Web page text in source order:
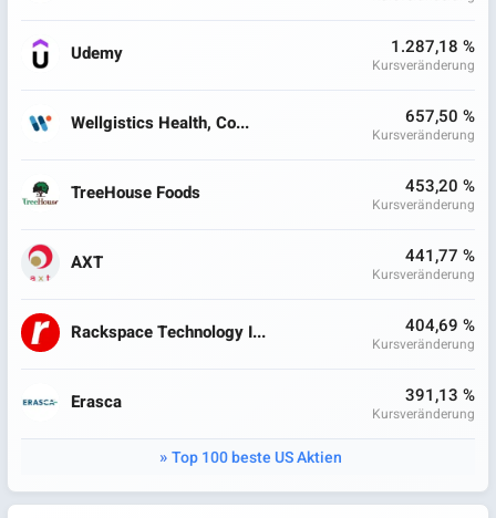
Udemy 1.287,18 %
Kursveränderung
Wellgistics Health, Co... 657,50 %
Kursveränderung
TreeHouse Foods 453,20 %
Kursveränderung
AXT 441,77 %
Kursveränderung
Rackspace Technology I... 404,69 %
Kursveränderung
Erasca 391,13 %
Kursveränderung
Top 100 beste US Aktien